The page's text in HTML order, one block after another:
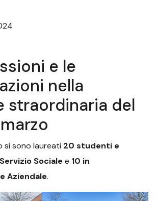
e le
nella
straordinaria del
si sono laureati 20 studenti e
Sociale e 10 in
Aziendale.